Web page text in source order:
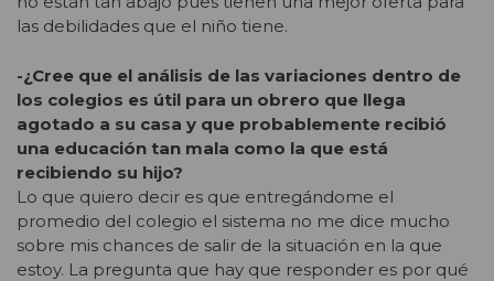
las debilidades que el niño tiene.
-¿Cree que el análisis de las variaciones dentro de
los colegios es útil para un obrero que llega
agotado a su casa y que probablemente recibió
una educación tan mala como la que está
recibiendo su hijo?
Lo que quiero decir es que entregándome el
promedio del colegio el sistema no me dice mucho
sobre mis chances de salir de la situación en la que
estoy. La pregunta que hay que responder es por qué